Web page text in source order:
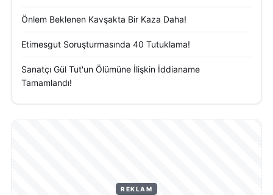
Önlem Beklenen Kavşakta Bir Kaza Daha!
Etimesgut Soruşturmasında 40 Tutuklama!
Sanatçı Gül Tut'un Ölümüne İlişkin İddianame
Tamamlandı!
REKLAM